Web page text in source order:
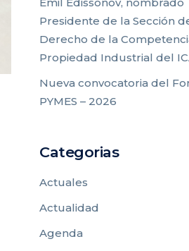
Presidente de la Sección
Derecho de la
Propiedad Industrial del
Nueva convocatoria del
PYMES – 2026
Categorias
Actuales
Actualidad
Agenda